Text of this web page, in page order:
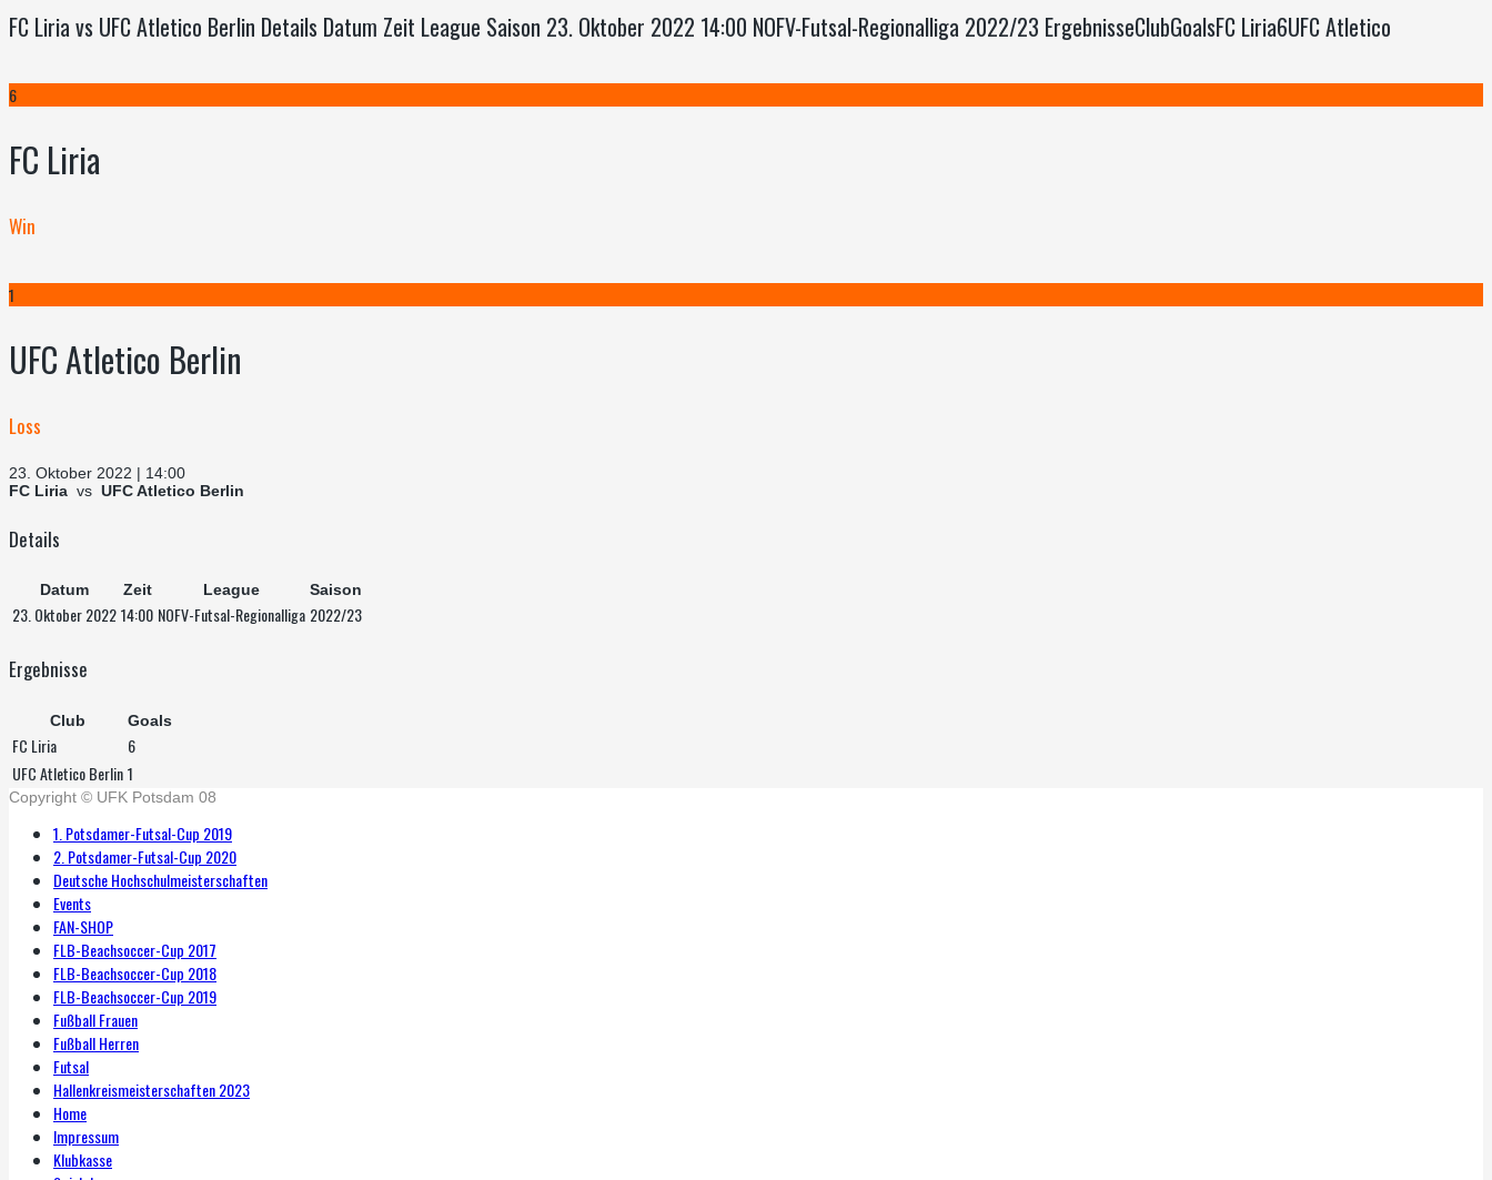
FC Liria vs UFC Atletico Berlin Details Datum Zeit League Saison 23. Oktober 2022 14:00 NOFV-Futsal-Regionalliga 2022/23 ErgebnisseClubGoalsFC Liria6UFC Atletico
6
FC Liria
Win
1
UFC Atletico Berlin
Loss
23. Oktober 2022 | 14:00
FC Liria vs UFC Atletico Berlin
Details
Datum Zeit League Saison
23. Oktober 202214:00 NOFV-Futsal-Regionalliga 2022/23
Ergebnisse
Club Goals
FC Liria
6
UFC Atletico Berlin1
Copyright © UFK Potsdam 08
1. Potsdamer-Futsal-Cup 2019
2. Potsdamer-Futsal-Cup 2020
Deutsche Hochschulmeisterschaften
Events
FAN-SHOP
FLB-Beachsoccer-Cup 2017
FLB-Beachsoccer-Cup 2018
FLB-Beachsoccer-Cup 2019
Fußball Frauen
Fußball Herren
Futsal
Hallenkreismeisterschaften 2023
Home
Impressum
Klubkasse